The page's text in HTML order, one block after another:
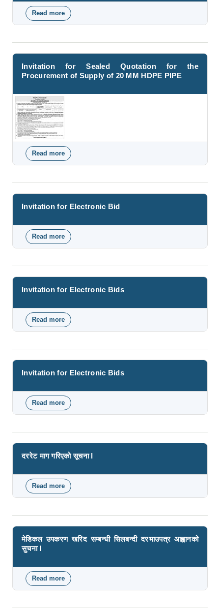
Read more about नदि जन्य पदार्थको बिक्रि शुल्क संकलन लागि बोलपत्र
आव्हान सम्बन्धी विस्तृत सूचना
Invitation for Sealed Quotation for the
Procurement of Supply of 20 MM HDPE PIPE
Read more about Invitation for Sealed Quotation for the
Procurement of Supply of 20 MM HDPE PIPE
Invitation for Electronic Bid
Read more about Invitation for Electronic Bid
Invitation for Electronic Bids
Read more about Invitation for Electronic Bids
Invitation for Electronic Bids
Read more about Invitation for Electronic Bids
दररेट माग गरिएको सूचना l
Read more about दररेट माग गरिएको सूचना l
मेडिकल उपकरण खरिद सम्बन्धी सिलबन्दी दरभाउपत्र आह्वानको
सुचना l
Read more about मेडिकल उपकरण खरिद सम्बन्धी सिलबन्दी दरभाउपत्र
आह्वानको सुचना l